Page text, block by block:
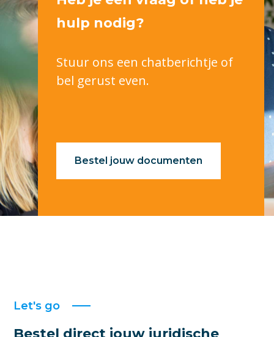
hulp nodig?
Stuur ons een chatberichtje of
bel gerust even.
Bestel jouw documenten
Let's go
Bestel direct jouw juridische